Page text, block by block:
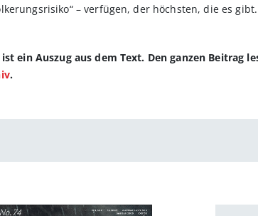
– verfügen, der höchsten, die es gibt.
ist ein Auszug aus dem Text. Den ganzen Beitrag
.